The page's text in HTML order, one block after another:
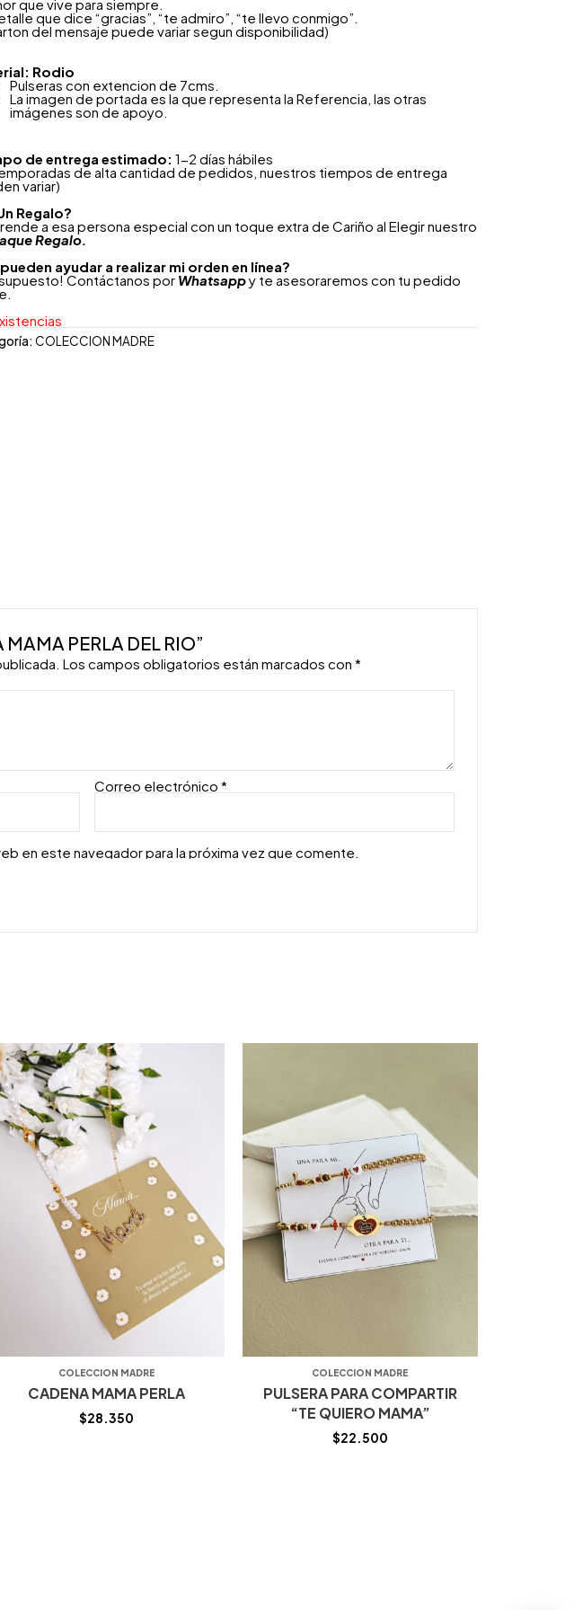
que vive para siempre.
que dice “gracias”, “te admiro”, “te llevo conmigo”.
del mensaje puede variar segun disponibilidad)
Rodio
Pulseras con extencion de 7cms.
La imagen de portada es la que representa la Referencia, las otras
imágenes son de apoyo.
de entrega estimado: 1-2 días hábiles
de alta cantidad de pedidos, nuestros tiempos de entrega
variar)
Regalo?
a esa persona especial con un toque extra de Cariño al Elegir nuestro
Regalo.
ayudar a realizar mi orden en línea?
supuesto! Contáctanos por Whatsappy te asesoraremos con tu pedido
COLECCION MADRE
PERLA DEL RIO”
Los campos obligatorios están marcados con*
Correo electrónico*
en este navegador para la próxima vez que comente.
COLECCION MADRE
CADENA MAMA PERLA
$28.350
COLECCION MADRE
PULSERA PARA COMPARTIR
“TE QUIERO MAMA”
$22.500